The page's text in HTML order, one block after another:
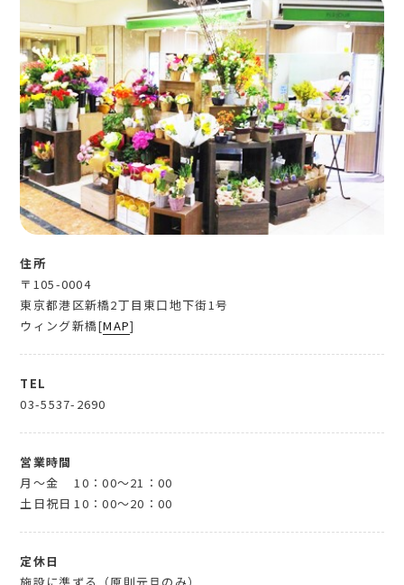
住所
〒105-0004
東京都港区新橋2丁目東口地下街1号
ウィング新橋[MAP]
TEL
03-5537-2690
営業時間
月～金
10：00～21：00
土日祝日 10：00～20：00
定休日